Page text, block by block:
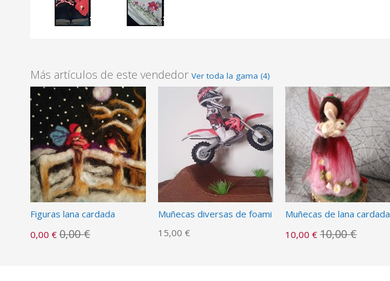
Más artículos de este vendedor Ver toda la gama (4)
Figuras lana cardada
0,00 € 0,00 €
Muñecas diversas de foami
15,00 €
Muñecas de lana cardada
10,00 € 10,00 €